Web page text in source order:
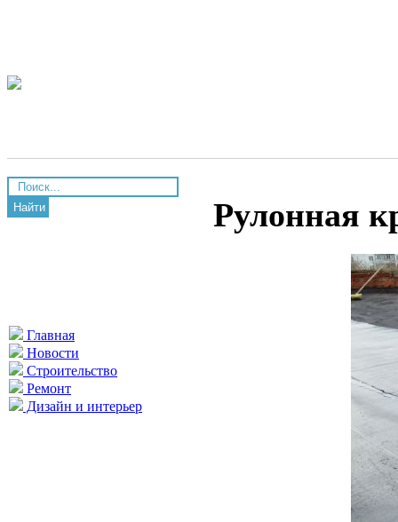
Найти
Главная
Новости
Строительство
Ремонт
Дизайн и интерьер
Рулонная